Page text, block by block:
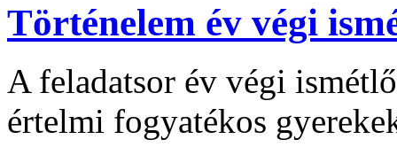
Történelem év végi
A feladatsor év végi
értelmi fogyatékos